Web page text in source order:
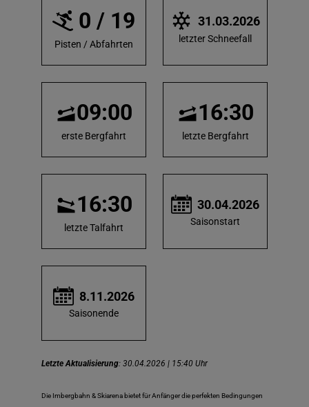
0 / 19
Pisten / Abfahrten
31.03.2026
letzter Schneefall
09:00
erste Bergfahrt
16:30
letzte Bergfahrt
16:30
letzte Talfahrt
30.04.2026
Saisonstart
8.11.2026
Saisonende
Letzte Aktualisierung: 30.04.2026 | 15:40 Uhr
Die Imbergbahn & Skiarena bietet für Anfänger die perfekten Bedingungen